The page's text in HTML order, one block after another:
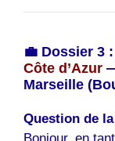
💼 Dossier 3 :
Côte d’Azur
Marseille
Question de